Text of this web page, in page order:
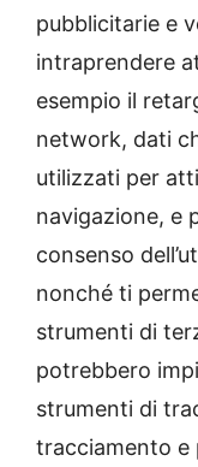
pubblicitarie e
intraprendere
esempio il
network, dati
utilizzati per
navigazione, e
consenso
nonché ti
strumenti di
potrebbero
strumenti di
tracciamento e